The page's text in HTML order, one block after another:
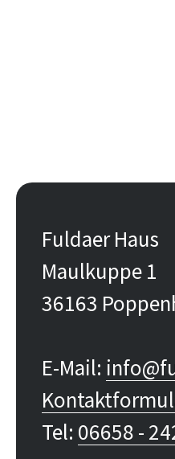
Fuldaer Haus
Maulkuppe 1
36163
E-Mail:
Tel: 06658 -